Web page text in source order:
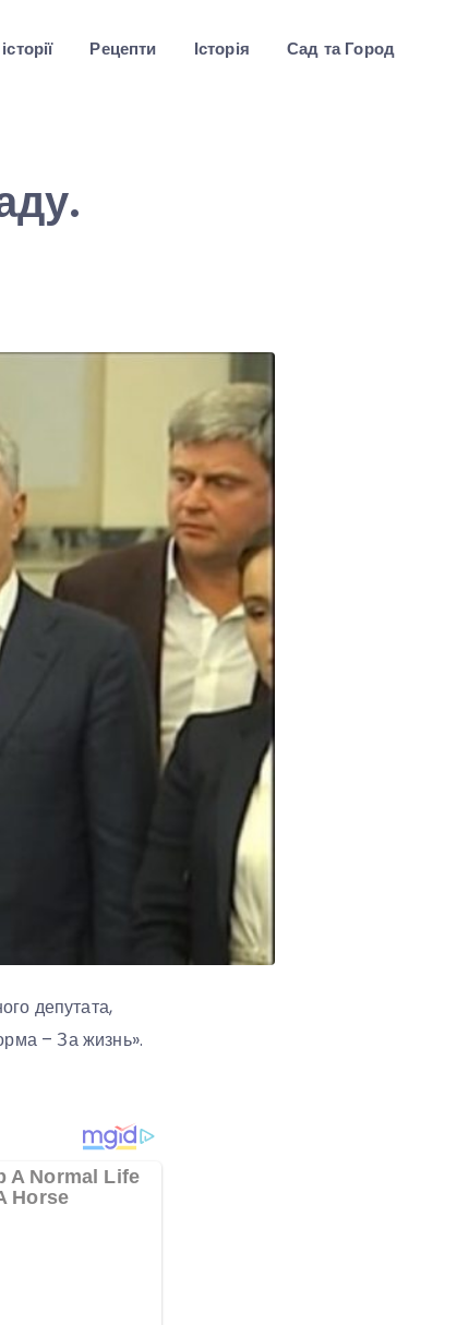
Рецепти Історія Сад та Город
депутата,
– За жизнь».